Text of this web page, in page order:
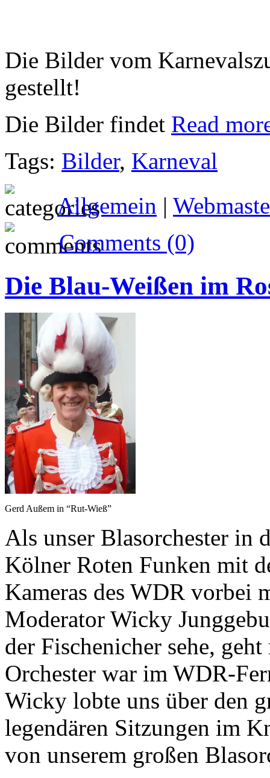
Die Bilder vom
gestellt!
Die Bilder findet Read
Tags: Bilder, Karneval
Allgemein |
Comments (0)
Die Blau-Weißen im
Gerd Außem in “Rut-Wieß”
Als unser Blasorchester in
Kölner Roten Funken mit
Kameras des WDR vorbei
Moderator Wicky
der Fischenicher sehe,
Orchester war im WDR-
Wicky lobte uns über den
legendären Sitzungen im
von unserem großen